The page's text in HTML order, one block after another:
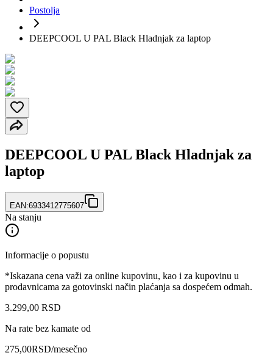
Postolja
DEEPCOOL U PAL Black Hladnjak za laptop
DEEPCOOL U PAL Black Hladnjak za
laptop
EAN:6933412775607
Na stanju
Informacije o popustu
*Iskazana cena važi za online kupovinu, kao i za kupovinu u
prodavnicama za gotovinski način plaćanja sa dospećem odmah.
3.299,00 RSD
Na rate bez kamate od
275,00RSD/mesečno